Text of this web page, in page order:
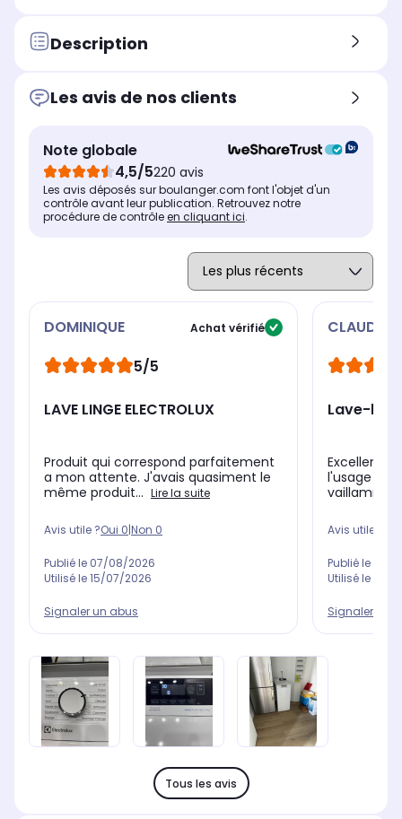
Oui
Option départ différé ou fin
Dosage automatique de lessive
Non
Description
Les avis de nos clients
Note globale
4,5/5220 avis
Les avis déposés sur boulanger.com font l'objet d'un
contrôle avant leur publication. Retrouvez notre
procédure de contrôleen cliquant ici.
DOMINIQUE Achat vérifié
5/5
LAVE LINGE ELECTROLUX
Produit qui correspond parfaitement
a mon attente. J'avais quasiment le
même produit... Lire la suite
Avis utile ?Oui 0|Non 0
Publié le 07/08/2026
Utilisé le15/07/2026
Signaler un abus
CLAUDE
Lave-
Excellent,
l'usage
Avis utile ?
Publié le
Utilisé le
Signaler un
Tous les avis